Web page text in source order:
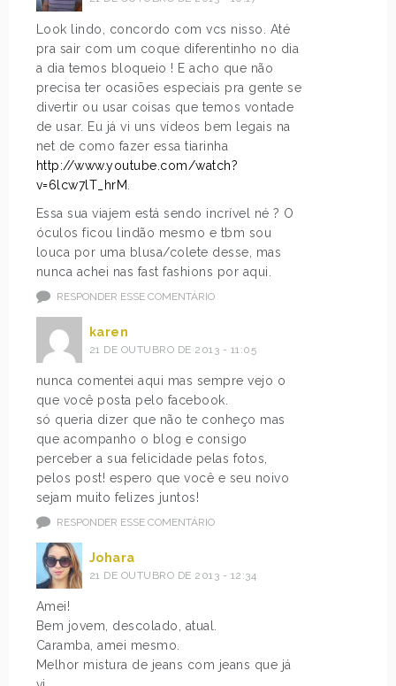
Look lindo, concordo com vcs nisso. Até
pra sair com um coque diferentinho no dia
a dia temos bloqueio ! E acho que não
precisa ter ocasiões especiais pra gente se
divertir ou usar coisas que temos vontade
de usar. Eu já vi uns vídeos bem legais na
net de como fazer essa tiarinha
http://www.youtube.com/watch?
v=6lcw7lT_hrM
Essa sua viajem está sendo incrível né ? O
óculos ficou lindão mesmo e tbm sou
louca por uma blusa/colete desse, mas
nunca achei nas fast fashions por aqui.
RESPONDER ESSE COMENTÁRIO
karen
21 DE OUTUBRO DE 2013 - 11:05
nunca comentei aqui mas sempre vejo o
que você posta pelo facebook.
só queria dizer que não te conheço mas
que acompanho o blog e consigo
perceber a sua felicidade pelas fotos,
pelos post! espero que você e seu noivo
sejam muito felizes juntos!
RESPONDER ESSE COMENTÁRIO
Johara
21 DE OUTUBRO DE 2013 - 12:34
Amei!
Bem jovem, descolado, atual.
Caramba, amei mesmo.
Melhor mistura de jeans com jeans que já